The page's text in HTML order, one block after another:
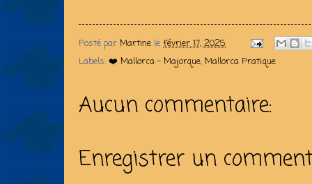
Posté par Martine le février 17, 2025
Labels: ❤️ Mallorca - Majorque, Mallorca Pratique
Aucun commentaire:
Enregistrer un